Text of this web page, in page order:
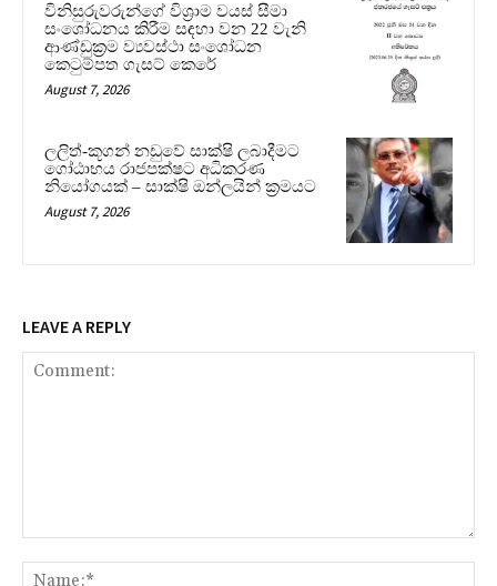
විනිසුරුවරුන්ගේ විශ්‍රාම වයස් සීමා
සංශෝධනය කිරීම සඳහා වන 22 වැනි
ආණ්ඩුක්‍රම ව්‍යවස්ථා සංශෝධන
කෙටුම්පත ගැසට් කෙරේ
August 7, 2026
ලලිත්-කූගන් නඩුවේ සාක්ෂි ලබාදීමට
ගෝඨාභය රාජපක්ෂට අධිකරණ
නියෝගයක් – සාක්ෂි ඔන්ලයින් ක්‍රමයට
August 7, 2026
LEAVE A REPLY